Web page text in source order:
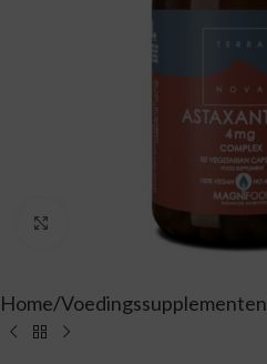
Vergroten
Home Voedingssupplementen